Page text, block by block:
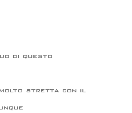
di questo
molto stretta con il